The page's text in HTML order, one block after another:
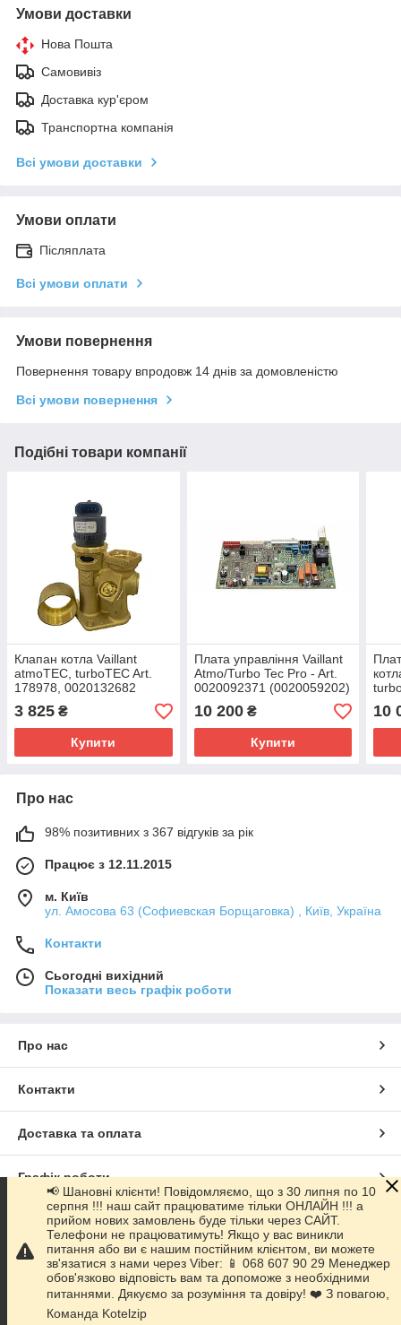
Умови доставки
Нова Пошта
Самовивіз
Доставка кур'єром
Транспортна компанія
Всі умови доставки
Умови оплати
Післяплата
Всі умови оплати
Умови повернення
Повернення товару впродовж 14 днів за домовленістю
Всі умови повернення
Подібні товари компанії
Клапан котла Vaillant
atmoTEC, turboTEC Art.
178978, 0020132682
3 825 ₴
Купити
Плата управління Vaillant
Atmo/Turbo Tec Pro - Art.
0020092371 (0020059202)
10 200₴
Купити
10
Про нас
98% позитивних з 367 відгуків за рік
Працює з 12.11.2015
м. Київ
ул. Амосова 63 (Софиевская Борщаговка) , Київ, Україна
Контакти
Сьогодні вихідний
Показати весь графік роботи
Про нас
Контакти
Доставка та оплата
Графік роботи
Повна версія сайту
Сайт створено на маркетплейсі Prom.ua
Політика конфіденційності
📢 Шановні клієнти! Повідомляємо, що з 30 липня по 10
серпня !!! наш сайт працюватиме тільки ОНЛАЙН !!! а
прийом нових замовлень буде тільки через САЙТ.
Телефони не працюватимуть! Якщо у вас виникли
питання або ви є нашим постійним клієнтом, ви можете
зв'язатися з нами через Viber: 📱 068 607 90 29 Менеджер
обов'язково відповість вам та допоможе з необхідними
питаннями. Дякуємо за розуміння та довіру! ❤️ З повагою,
Команда Kotelzip